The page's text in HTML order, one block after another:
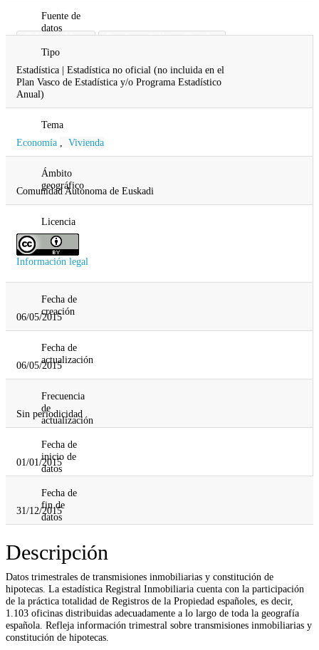
Fuente de
datos
Gobierno Vasco Empleo y Políticas Sociales
Tipo
Estadística | Estadística no oficial (no incluida en el
Plan Vasco de Estadística y/o Programa Estadístico
Anual)
Tema
Economía , Vivienda
Ámbito
geográfico
Comunidad Autonoma de Euskadi
Licencia
Información legal
Fecha de
creación
06/05/2015
Fecha de
actualización
06/05/2015
Frecuencia
de
actualización
Sin periodicidad
Fecha de
inicio de
datos
01/01/2015
Fecha de
fin de
datos
31/12/2015
Descripción
Datos trimestrales de transmisiones inmobiliarias y constitución de
hipotecas. La estadística Registral Inmobiliaria cuenta con la participación
de la práctica totalidad de Registros de la Propiedad españoles, es decir,
1.103 oficinas distribuidas adecuadamente a lo largo de toda la geografía
española. Refleja información trimestral sobre transmisiones inmobiliarias y
constitución de hipotecas.